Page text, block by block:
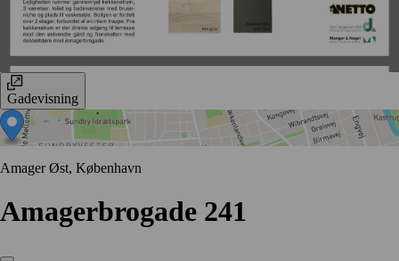
Gadevisning
Amager Øst, København
Amagerbrogade 241